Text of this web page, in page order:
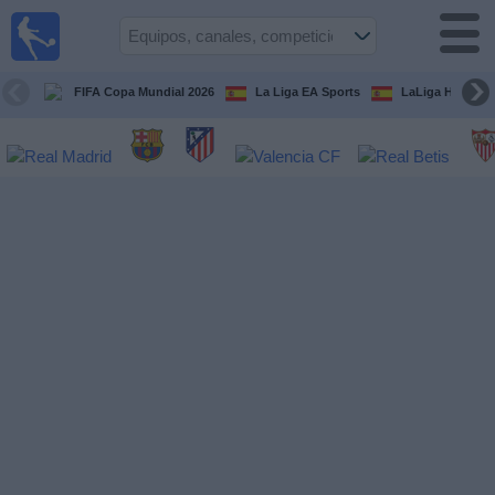
FIFA Copa Mundial 2026 La Liga EA Sports LaLiga
Guía de
Televisados